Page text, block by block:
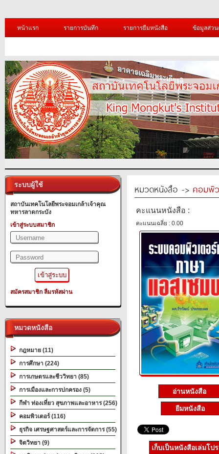
หน้าแรก รายการบันทึก รายการยืมหนังสือ ข้อมูลส่ว
ระบบผู้ใช้
สถาบันเทคโนโลยีพระจอมเกล้าเจ้าคุณ
ทหารลาดกระบัง
เข้าสู่ระบบสมาชิก
สมัครสมาชิก ลืมรหัสผ่าน
หมวดหนังสือ
กฎหมาย (11)
การศึกษา (224)
การเกษตรและชีววิทยา (85)
การเมืองและการปกครอง (5)
กีฬา ท่องเที่ยว สุขภาพและอาหาร (256)
คอมพิวเตอร์ (116)
ธุรกิจ เศรษฐศาสตร์และการจัดการ (55)
จิตวิทยา (9)
หมวดหนังสือ -> คอมพิ
คะแนนหนังสือ :
คะแนนเฉลี่ย : 0.00
อ่านหนังสือ
ยืมหนังสือ
เก็บเป็นหนังสือเล่มโป